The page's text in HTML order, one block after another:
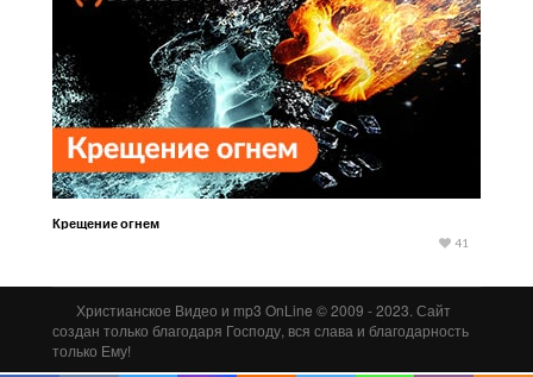
Крещение огнем
41
Христианское Видео и mp3 OnLine © 2009 - 2023. Сайт
создан только благодаря Господу, вся слава и благодарность
только Ему!